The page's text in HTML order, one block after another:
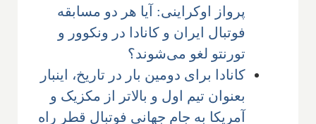
پرواز اوکراینی: آیا هر دو مسابقه
فوتبال ایران و کانادا در ونکوور و
تورنتو لغو می‌شوند؟
کانادا برای دومین بار در تاریخ، اینبار
بعنوان تیم اول و بالاتر از مکزیک و
آمریکا به جام جهانی فوتبال قطر راه